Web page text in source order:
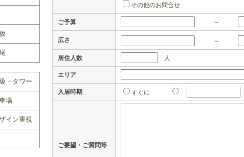
その他のお問合せ
ご予算 ～
広さ ～
居住人数 人
エリア
入居時期 すぐに
ご要望・ご質問等
・タワー
場
イン重視